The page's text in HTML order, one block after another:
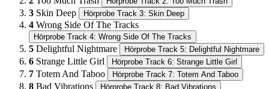
3 Skin Deep Hörprobe Track 3: Skin Deep
4 Wrong Side Of The Tracks
Hörprobe Track 4: Wrong Side Of The Tracks
5 Delightful Nightmare Hörprobe Track 5: Delightful Nightmare
6 Strange Little Girl Hörprobe Track 6: Strange Little Girl
7 Totem And Taboo Hörprobe Track 7: Totem And Taboo
8 Bad Vibrations Hörprobe Track 8: Bad Vibrations